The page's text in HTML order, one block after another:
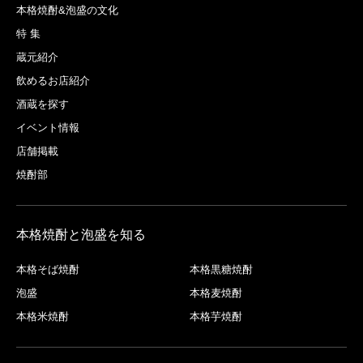
本格焼酎&泡盛の文化
特 集
蔵元紹介
飲めるお店紹介
酒蔵を探す
イベント情報
店舗掲載
焼酎部
本格焼酎と泡盛を知る
本格そば焼酎
本格黒糖焼酎
泡盛
本格麦焼酎
本格米焼酎
本格芋焼酎